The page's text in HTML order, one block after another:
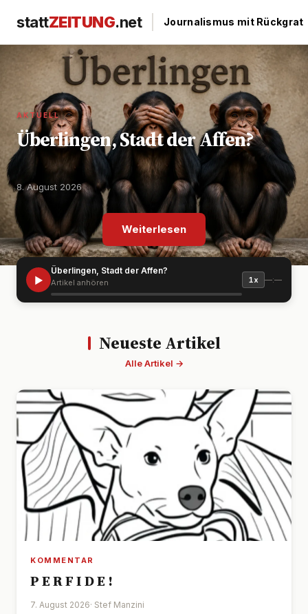
stattZEITUNG.net Journalismus mit Rückgrat
AKTUELL
Überlingen, Stadt der Affen?
8. August 2026
Weiterlesen
▶
Überlingen, Stadt der Affen?
Artikel anhören 1x —:—
Neueste Artikel
Alle Artikel →
KOMMENTAR
P E R F I D E !
7. August 2026· Stef Manzini